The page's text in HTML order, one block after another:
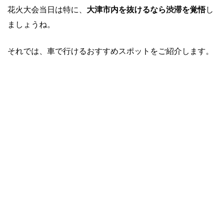
花火大会当日は特に、 大津市内を抜けるなら渋滞を覚悟し
ましょうね。
それでは、車で行けるおすすめスポットをご紹介します。